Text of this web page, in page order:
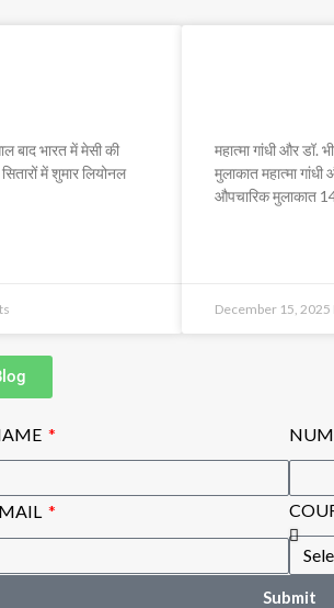
भारत में मेसी की
में शुमार लियोनल
महात्मा गांधी और डॉ.
मुलाकात महात्मा
औपचारिक मुलाकात
December 15, 2025
Submit